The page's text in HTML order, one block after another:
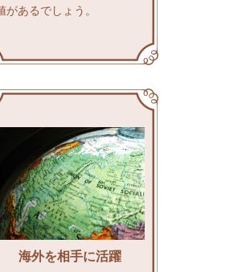
があるでしょう。
海外を相手に活躍